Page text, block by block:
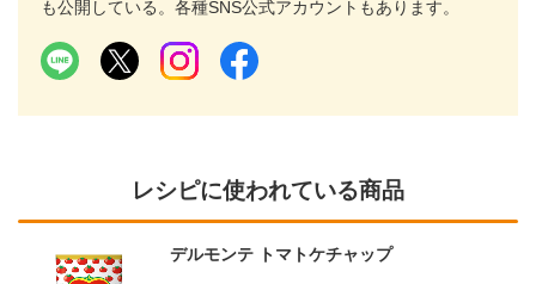
も公開している。各種SNS公式アカウントもあります。
レシピに使われている商品
デルモンテ トマトケチャップ